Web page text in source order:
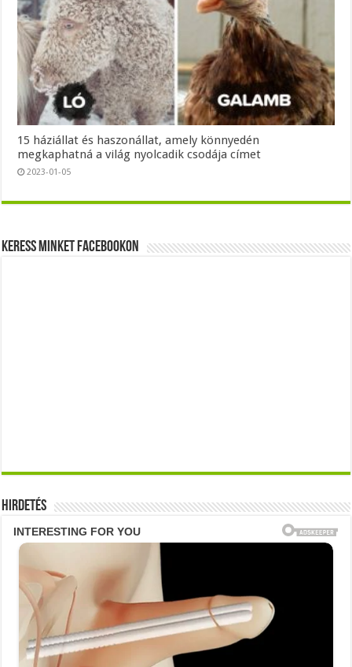
15 háziállat és haszonállat, amely könnyedén
megkaphatná a világ nyolcadik csodája címet
2023-01-05
Keress minket Facebookon
Hirdetés